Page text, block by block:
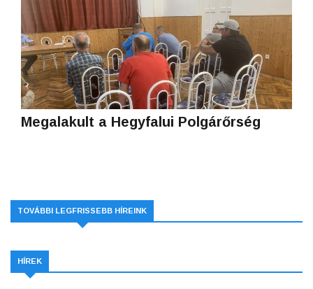
Megalakult a Hegyfalui Polgárőrség
TOVÁBBI LEGFRISSEBB HÍREINK
HÍREK